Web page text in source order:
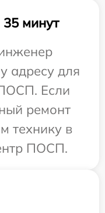
минут
адресу для
Если
ремонт
технику в
ПОСП.